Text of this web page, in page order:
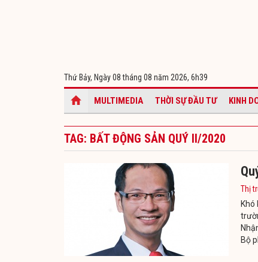
Thứ Bảy, Ngày 08 tháng 08 năm 2026, 6h39
MULTIMEDIA THỜI SỰ ĐẦU TƯ KINH
TAG: BẤT ĐỘNG SẢN QUÝ II/2020
Thị
Bộ